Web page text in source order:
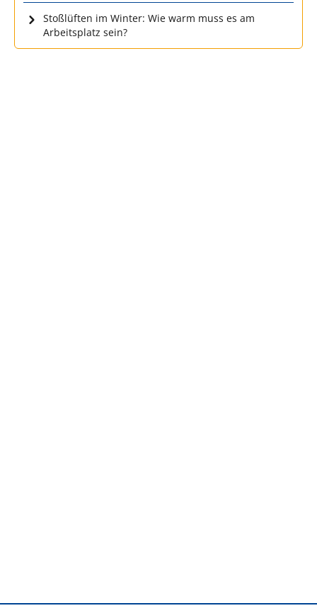
Stoßlüften im Winter: Wie warm muss es am
Arbeitsplatz sein?